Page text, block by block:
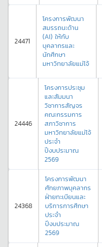
24471
โครงการพัฒนา
สมรรถนะด้าน
(AI) ให้กับ
บุคลากรและ
นักศึกษา
มหาวิทยาลัยแม่โจ้
24446
โครงการประชุม
และสัมมนา
วิชาการสัญจร
คณะกรรมการ
สภาวิชาการ
มหาวิทยาลัยแม่โจ้
ประจำ
ปีงบประมาณ
2569
24368
โครงการพัฒนา
ศักยภาพบุคลากร
ฝ่ายทะเบียนและ
บริการการศึกษา
ประจำ
ปีงบประมาณ
2569